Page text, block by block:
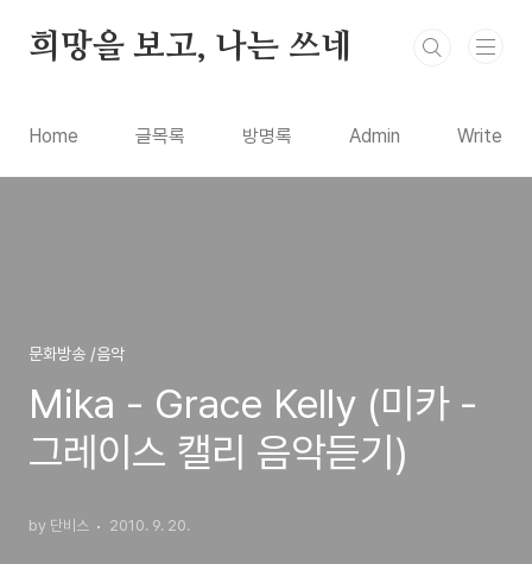
희망을 보고, 나는 쓰네
Home 글목록 방명록 Admin Write
문화방송 /음악
Mika - Grace Kelly (미카 -
그레이스 캘리 음악듣기)
by 단비스 2010. 9. 20.